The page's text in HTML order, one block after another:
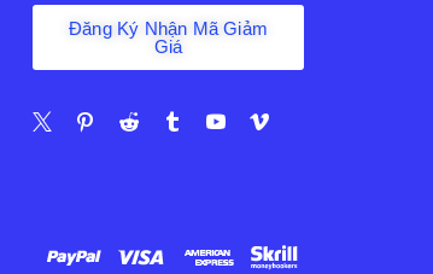
Đăng Ký Nhận Mã Giảm
Giá